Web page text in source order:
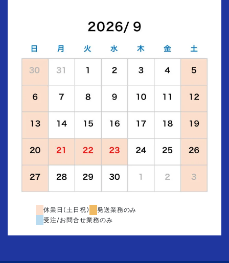
休業日(土日祝)
発送業務のみ
受注/お問合せ業務のみ